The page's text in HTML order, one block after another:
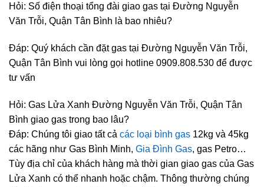
Hỏi: Số điện thoại tổng đài giao gas tại Đường Nguyễn
Văn Trỗi, Quận Tân Bình là bao nhiêu?
Đáp: Quý khách cần đặt gas tại Đường Nguyễn Văn Trỗi,
Quận Tân Bình vui lòng gọi hotline 0909.808.530 để được
tư vấn
Hỏi: Gas Lửa Xanh Đường Nguyễn Văn Trỗi, Quận Tân
Bình giao gas trong bao lâu?
Đáp: Chúng tôi giao tất cả các loại bình gas 12kg và 45kg
các hãng như Gas Bình Minh, Gia Đình Gas, gas Petro…
Tùy địa chỉ của khách hàng mà thời gian giao gas của Gas
Lửa Xanh có thể nhanh hoặc chậm. Thông thường chúng